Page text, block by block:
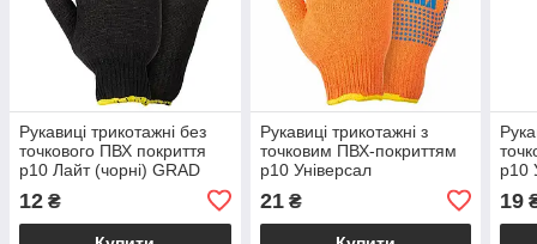
Рукавиці трикотажні без
точкового ПВХ покриття
р10 Лайт (чорні) GRAD
12 ₴
Рукавиці трикотажні з
точковим ПВХ-покриттям
р10 Універсал
(9442671)
21₴
р10
19